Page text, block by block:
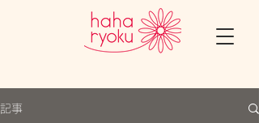
記事